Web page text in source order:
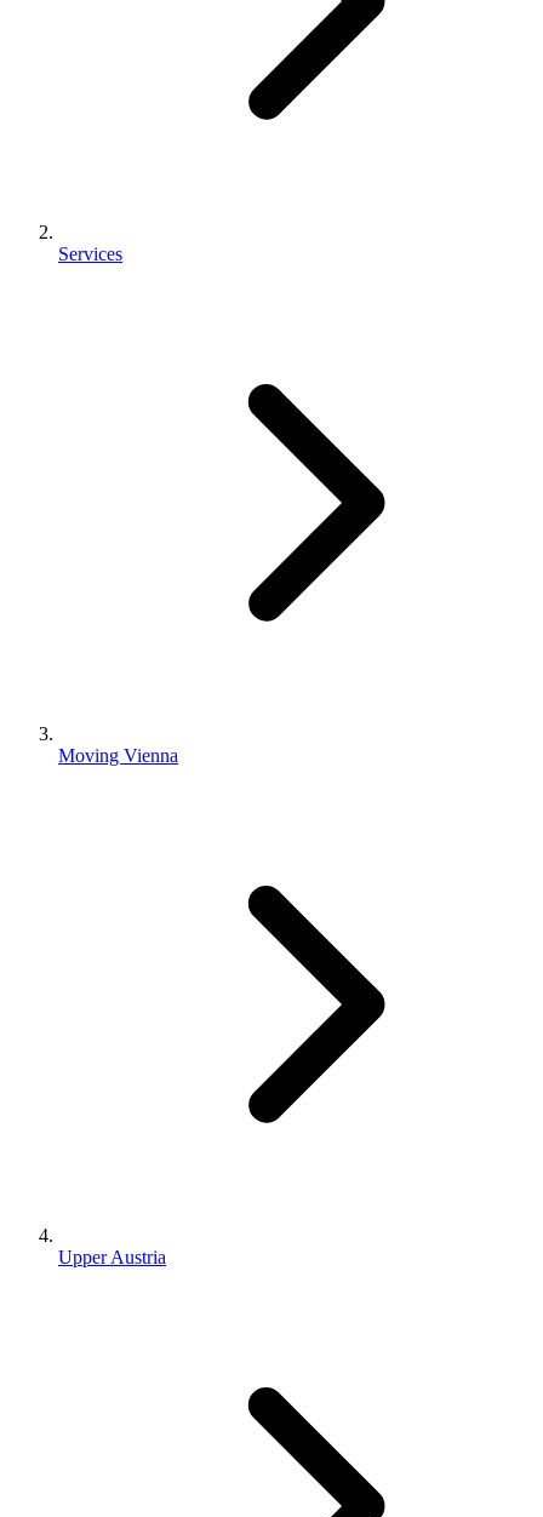
Services
Moving Vienna
Upper Austria